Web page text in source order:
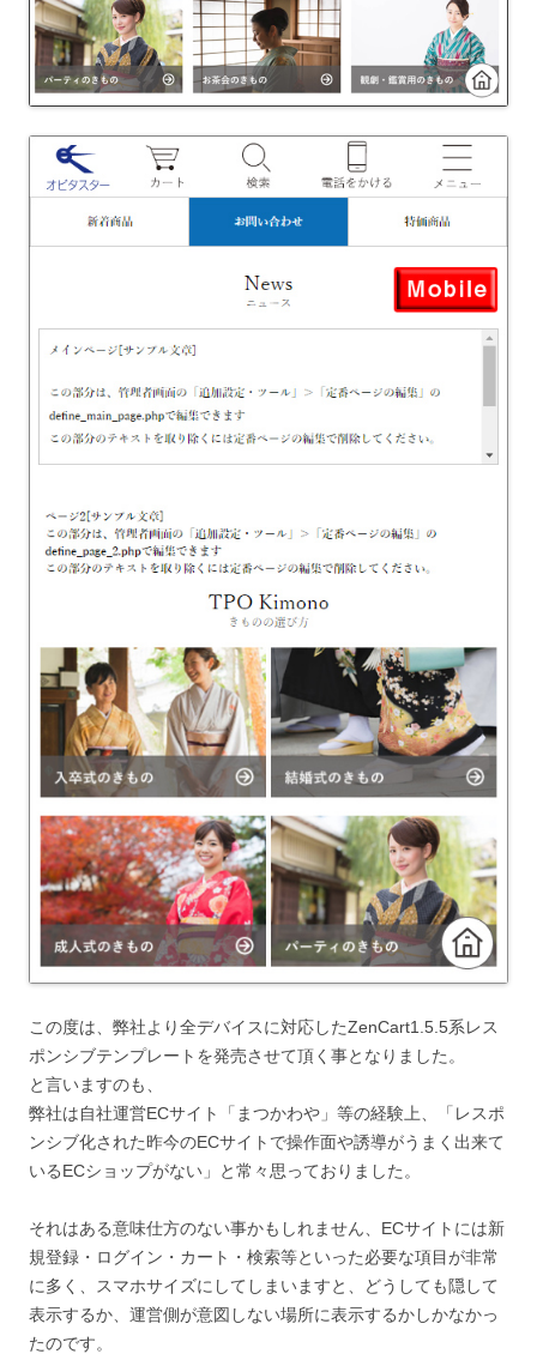
この度は、弊社より全デバイスに対応したZenCart1.5.5系レス
ポンシブテンプレートを発売させて頂く事となりました。
と言いますのも、
弊社は自社運営ECサイト「まつかわや」等の経験上、「レスポ
ンシブ化された昨今のECサイトで操作面や誘導がうまく出来て
いるECショップがない」と常々思っておりました。
それはある意味仕方のない事かもしれません、ECサイトには新
規登録・ログイン・カート・検索等といった必要な項目が非常
に多く、スマホサイズにしてしまいますと、どうしても隠して
表示するか、運営側が意図しない場所に表示するかしかなかっ
たのです。